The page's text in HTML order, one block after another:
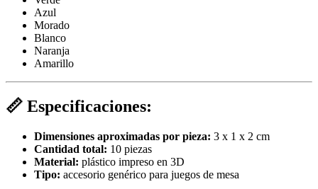
Azul
Morado
Blanco
Naranja
Amarillo
📏 Especificaciones:
Dimensiones aproximadas por pieza: 3 x 1 x 2 cm
Cantidad total: 10 piezas
Material: plástico impreso en 3D
Tipo: accesorio genérico para juegos de mesa